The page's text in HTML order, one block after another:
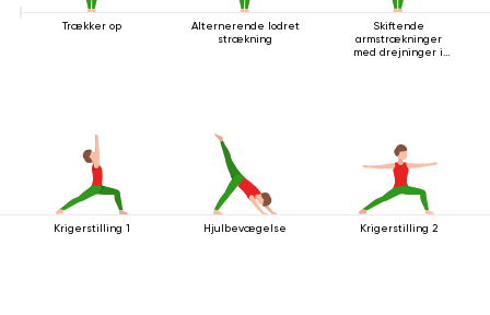
Trækker op
Alternerende lodret
strækning
Skiftende
armstrækninger
med drejninger i
Krigerstilling 1 Hjulbevægelse Krigerstilling 2